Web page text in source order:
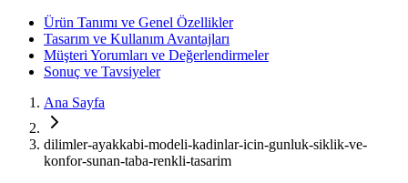
Ürün Tanımı ve Genel Özellikler
Tasarım ve Kullanım Avantajları
Müşteri Yorumları ve Değerlendirmeler
Sonuç ve Tavsiyeler
Ana Sayfa
dilimler-ayakkabi-modeli-kadinlar-icin-gunluk-siklik-ve-
konfor-sunan-taba-renkli-tasarim